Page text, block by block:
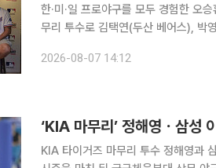
한·미·일 프로야구를 모두 경험한 오
무리 투수로 김택연(두산 베어스), 박영현
“KBO리그에는 기본적으로 구속과 신
2026-08-07 14:12
‘KIA 마무리’ 정해영ㆍ삼성
KIA 타이거즈 마무리 투수 정해영과